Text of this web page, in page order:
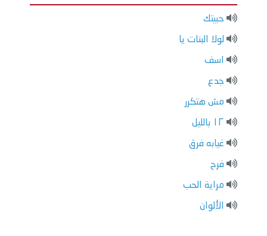
حبيتك
لولا البنات يا
اسف
جدع
مش هتكرر
١٢ بالليل
غيابه فرق
فرح
مراية الحب
الألوان